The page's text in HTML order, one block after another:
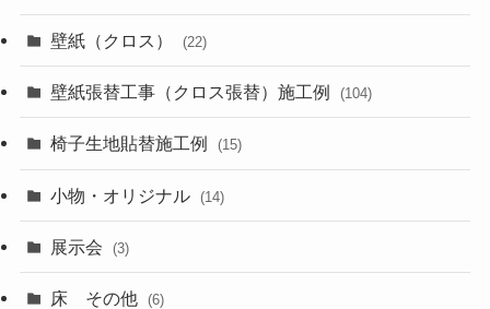
壁紙（クロス） (22)
壁紙張替工事（クロス張替）施工例 (104)
椅子生地貼替施工例 (15)
小物・オリジナル (14)
展示会 (3)
床 その他 (6)